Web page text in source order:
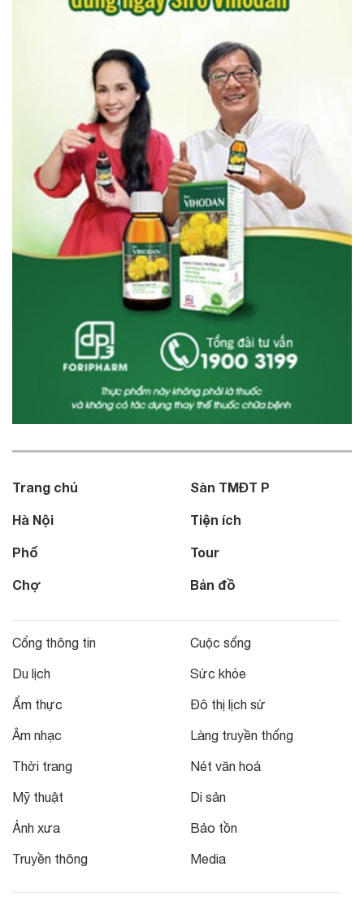
Trang chủ
Hà Nội
Phố
Chợ
Sàn TMĐT P
Tiện ích
Tour
Bản đồ
Cổng thông tin
Du lịch
Ẩm thực
Âm nhạc
Thời trang
Mỹ thuật
Ảnh xưa
Truyền thông
Cuộc sống
Sức khỏe
Đô thị lịch sử
Làng truyền thống
Nét văn hoá
Di sản
Bảo tồn
Media